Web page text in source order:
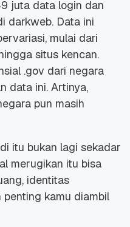
juta data login dan
darkweb. Data ini
mulai dari
situs kencan.
.gov dari negara
data ini. Artinya,
pun masih
itu bukan lagi sekadar
merugikan itu bisa
identitas
kamu diambil